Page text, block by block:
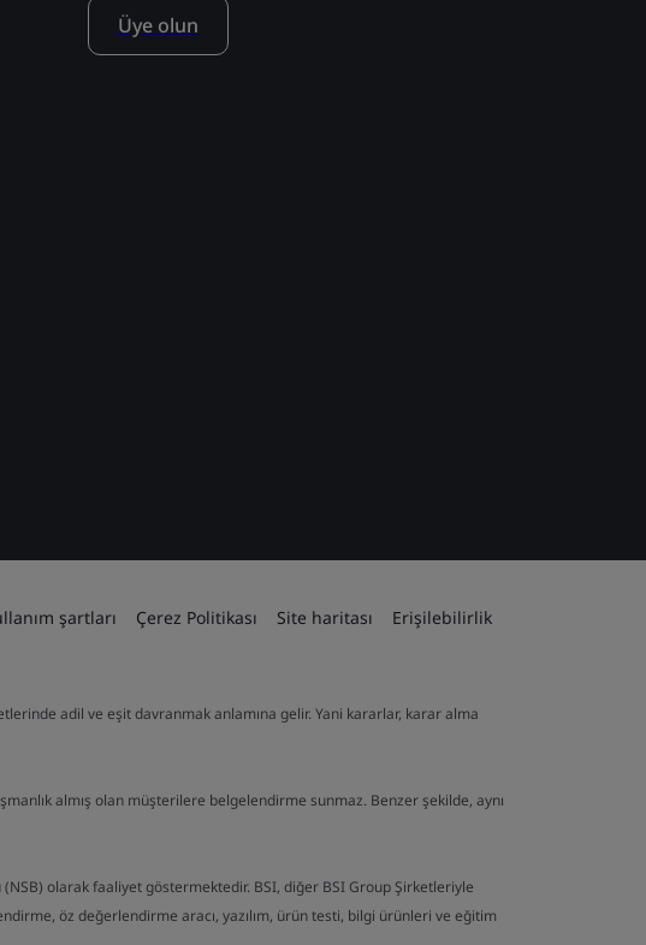
Üye olun
şartları Çerez Politikası Site haritası Erişilebilirlik
adil ve eşit davranmak anlamına gelir. Yani kararlar, karar alma
almış olan müşterilere belgelendirme sunmaz. Benzer şekilde, aynı
olarak faaliyet göstermektedir. BSI, diğer BSI Group Şirketleriyle
öz değerlendirme aracı, yazılım, ürün testi, bilgi ürünleri ve eğitim